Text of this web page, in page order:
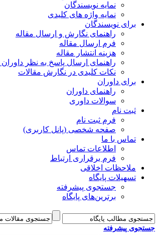
نمایه نویسندگان
نمایه واژه های کلیدی
برای نویسندگان
راهنمای نگارش و ارسال مقاله
فرم ارسال مقاله
هزینه انتشار مقاله
راهنمای ارسال پاسخ به نظر داوران و
نکات کلیدی در نگارش مقالات
برای داوران
راهنمای داوران
سوالات داوری
ثبت نام
فرم ثبت نام
صفحه شخصی (پانل کاربری)
تماس با ما
اطلاعات تماس
فرم برقراری ارتباط
ملاحظات اخلاقی
تسهیلات پایگاه
جستجوی پیشرفته
برترین‌های پایگاه
پیشرفته